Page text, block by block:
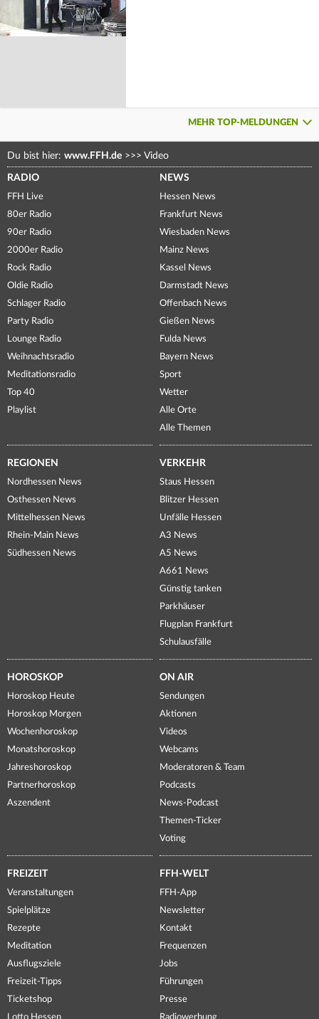
MEHR TOP-MELDUNGEN
Du bist hier: www.FFH.de >>> Video
RADIO
FFH Live
80er Radio
90er Radio
2000er Radio
Rock Radio
Oldie Radio
Schlager Radio
Party Radio
Lounge Radio
Weihnachtsradio
Meditationsradio
Top 40
Playlist
NEWS
Hessen News
Frankfurt News
Wiesbaden News
Mainz News
Kassel News
Darmstadt News
Offenbach News
Gießen News
Fulda News
Bayern News
Sport
Wetter
Alle Orte
Alle Themen
REGIONEN
Nordhessen News
Osthessen News
Mittelhessen News
Rhein-Main News
Südhessen News
VERKEHR
Staus Hessen
Blitzer Hessen
Unfälle Hessen
A3 News
A5 News
A661 News
Günstig tanken
Parkhäuser
Flugplan Frankfurt
Schulausfälle
HOROSKOP
Horoskop Heute
Horoskop Morgen
Wochenhoroskop
Monatshoroskop
Jahreshoroskop
Partnerhoroskop
Aszendent
ON AIR
Sendungen
Aktionen
Videos
Webcams
Moderatoren & Team
Podcasts
News-Podcast
Themen-Ticker
Voting
FREIZEIT
Veranstaltungen
Spielplätze
Rezepte
Meditation
Ausflugsziele
Freizeit-Tipps
Ticketshop
Lotto Hessen
FFH-WELT
FFH-App
Newsletter
Kontakt
Frequenzen
Jobs
Führungen
Presse
Radiowerbung